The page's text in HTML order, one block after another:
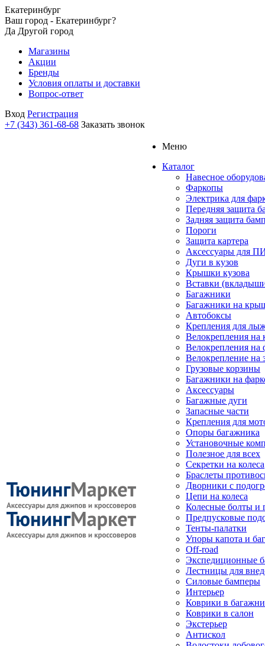
Екатеринбург
Ваш город - Екатеринбург?
Да Другой город
Магазины
Акции
Бренды
Условия оплаты и доставки
Вопрос-ответ
Вход Регистрация
+7 (343) 361-68-68 Заказать звонок
Меню
Каталог
Навесное
Фаркопы
Электрика для
Передняя защита
Задняя защита
Пороги
Защита картера
Аксессуары для
Дуги в кузов
Крышки кузова
Вставки
Багажники
Багажники на
Автобоксы
Крепления для
Велокрепления
Велокрепления на
Велокрепление на
Грузовые корзины
Багажники на
Аксессуары
Багажные дуги
Запасные части
Крепления для
Опоры багажника
Установочные
Полезное для всех
Секретки на колеса
Браслеты
Дворники с
Цепи на колеса
Колесные болты и
Предпусковые
Тенты-палатки
Упоры капота и
Off-road
Экспедиционные
Лестницы для
Силовые бамперы
Интерьер
Коврики в
Коврики в салон
Экстерьер
Антискол